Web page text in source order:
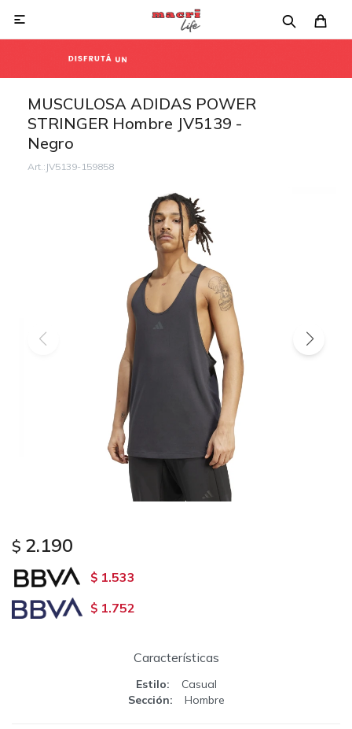

MUSCULOSA ADIDAS POWER
STRINGER Hombre JV5139 -
Negro
JV5139-159858
$ 2.190
$ 1.533
$ 1.752
Características
Estilo
Casual
Sección
Hombre